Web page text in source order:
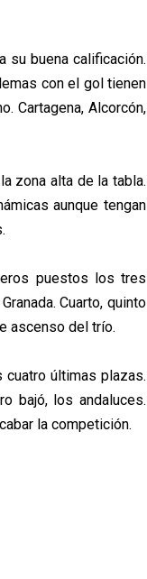
su buena calificación.
con el gol tienen
Cartagena, Alcorcón,
zona alta de la tabla.
aunque tengan
puestos los tres
Cuarto, quinto
ascenso del trío.
cuatro últimas plazas.
bajó, los andaluces.
la competición.